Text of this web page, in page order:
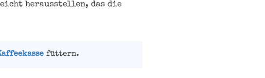
herausstellen, das die
füttern.